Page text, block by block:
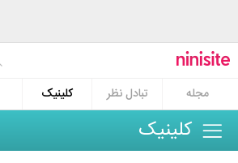
مجله
تبادل نظر کلینیک
کلینیک